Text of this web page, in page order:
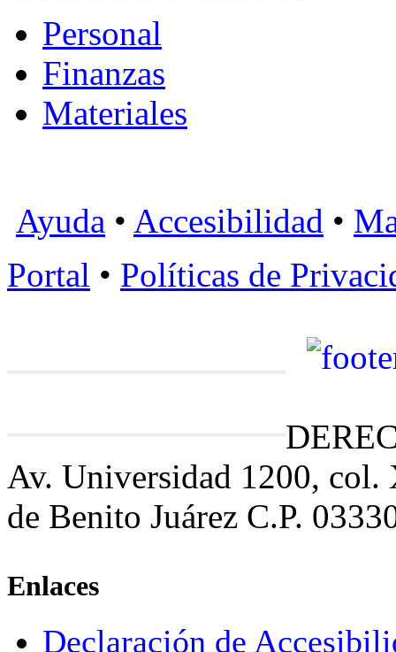
Personal
Finanzas
Materiales
Ayuda • Accesibilidad •
Portal • Políticas de
Av. Universidad 1200,
de Benito Juárez C.P.
Enlaces
Declaración de